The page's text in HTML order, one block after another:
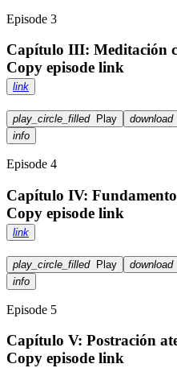
Episode 3
Capítulo III: Meditación
Copy episode link
link
play_circle_filledPlay download
info
Episode 4
Capítulo IV:
Copy episode link
link
play_circle_filledPlay download
info
Episode 5
Capítulo V: Postración
Copy episode link